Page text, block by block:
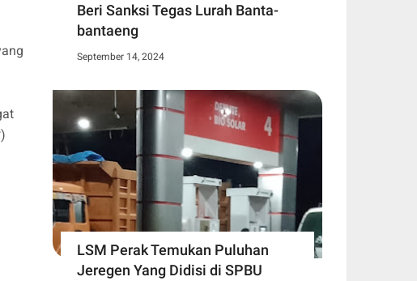
Beri Sanksi Tegas Lurah Banta-
bantaeng
September 14, 2024
LSM Perak Temukan Puluhan
Jeregen Yang Didisi di SPBU